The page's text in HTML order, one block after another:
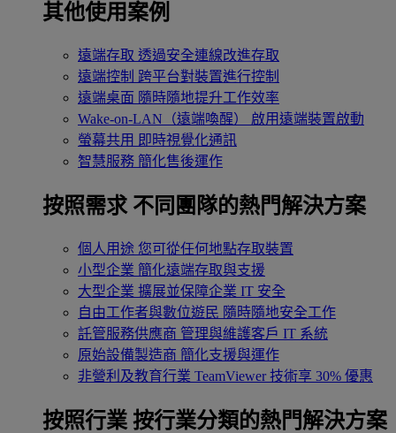
其他使用案例
遠端存取 透過安全連線改進存取
遠端控制 跨平台對裝置進行控制
遠端桌面 隨時隨地提升工作效率
Wake-on-LAN（遠端喚醒）
啟用遠端裝置啟動
螢幕共用 即時視覺化通訊
智慧服務 簡化售後運作
按照需求 不同團隊的熱門解決方案
個人用途 您可從任何地點存取裝置
小型企業 簡化遠端存取與支援
大型企業 擴展並保障企業 IT 安全
自由工作者與數位遊民 隨時隨地安全工作
託管服務供應商 管理與維護客戶 IT 系統
原始設備製造商 簡化支援與運作
非營利及教育行業 TeamViewer 技術享 30% 優惠
按照行業 按行業分類的熱門解決方案